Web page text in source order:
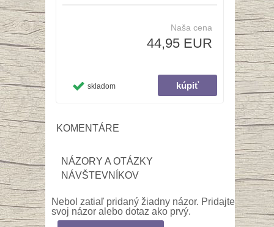
Naša cena
44,95 EUR
skladom
KOMENTÁRE
NÁZORY A OTÁZKY
NÁVŠTEVNÍKOV
Nebol zatiaľ pridaný žiadny názor. Pridajte
svoj názor alebo dotaz ako prvý.